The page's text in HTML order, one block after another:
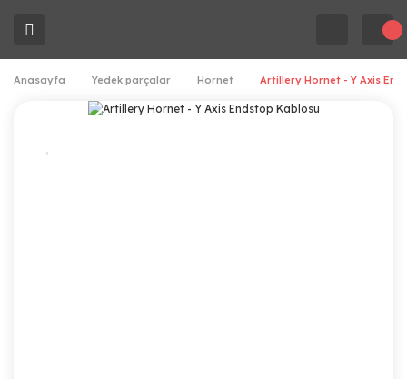
Anasayfa Yedek parçalar Hornet Artillery Hornet - Y Axis